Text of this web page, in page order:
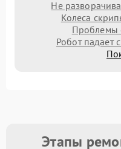
Не
Колеса
Проблемы
Робот падает
Этапы